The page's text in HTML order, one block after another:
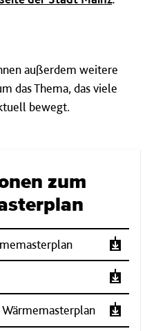
außerdem weitere
das Thema, das viele
bewegt.
zum